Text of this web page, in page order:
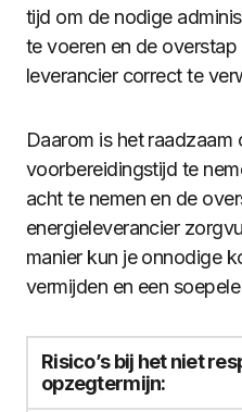
tijd om de nodige
te voeren en de overstap
leverancier correct te
Daarom is het raadzaam
voorbereidingstijd te
acht te nemen en de
energieleverancier
manier kun je onnodige
vermijden en een
Risico’s bij het niet
opzegtermijn: